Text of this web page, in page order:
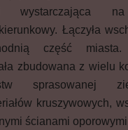
wystarczająca
Łączyła
część miasta.
zbudowana z wielu
sprasowanej
kruszywowych,
ścianami